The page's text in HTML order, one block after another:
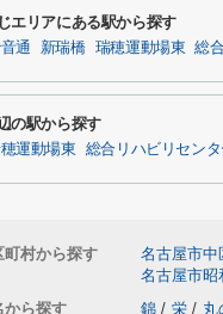
エリアにある駅から探す
通 新瑞橋 瑞穂運動場東 総
の駅から探す
運動場東 総合リハビリセンタ
町村から探す 名古屋市中
名古屋市昭
から探す
錦 / 栄 / 丸